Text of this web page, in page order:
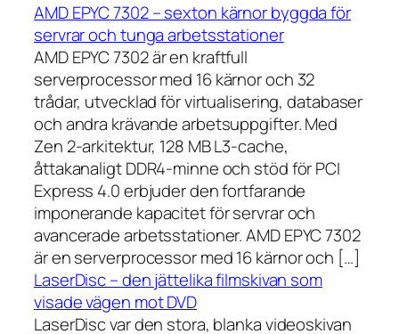
AMD EPYC 7302 – sexton kärnor byggda för
servrar och tunga arbetsstationer
AMD EPYC 7302 är en kraftfull
serverprocessor med 16 kärnor och 32
trådar, utvecklad för virtualisering, databaser
och andra krävande arbetsuppgifter. Med
Zen 2-arkitektur, 128 MB L3-cache,
åttakanaligt DDR4-minne och stöd för PCI
Express 4.0 erbjuder den fortfarande
imponerande kapacitet för servrar och
avancerade arbetsstationer. AMD EPYC 7302
är en serverprocessor med 16 kärnor och […]
LaserDisc – den jättelika filmskivan som
visade vägen mot DVD
LaserDisc var den stora, blanka videoskivan